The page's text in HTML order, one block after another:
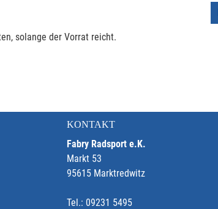
solange der Vorrat reicht.
KONTAKT
Fabry Radsport e.K.
Markt 53
95615 Marktredwitz
Tel.: 09231 5495